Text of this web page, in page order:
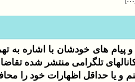
های خودشان با اشاره به
تلگرامی منتشر شده
یا حداقل اظهارات خود را